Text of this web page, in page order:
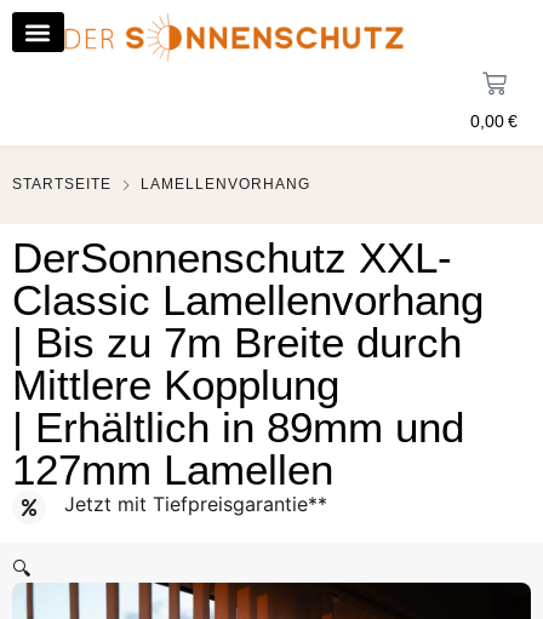
0,00€
STARTSEITE LAMELLENVORHANG
DerSonnenschutz XXL-
Classic Lamellenvorhang
| Bis zu 7m Breite durch
Mittlere Kopplung
| Erhältlich in 89mm und
127mm Lamellen
Jetzt mit Tiefpreisgarantie**
🔍